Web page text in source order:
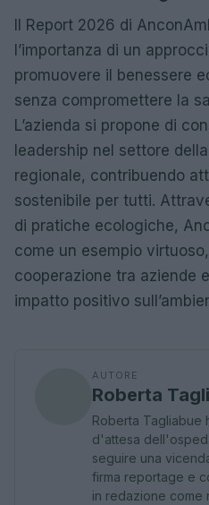
Il Report 2026 di
l’importanza di un
promuovere il benessere
senza compromettere la
L’azienda si propone di
leadership nel settore della
regionale, contribuendo
sostenibile per tutti.
di pratiche ecologiche,
come un esempio
cooperazione tra aziende
impatto positivo
AUTORE
Roberta
Roberta Tagliabue
d'attesa
seguire una
firma reportage e
in redazione come